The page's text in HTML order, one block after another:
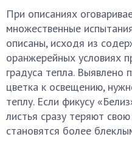
При описаниях
множественные
описаны, исходя из
оранжерейных условиях
градуса тепла. Выявлено
цветка к освещению,
теплу. Если фикусу
листья сразу теряют
становятся более